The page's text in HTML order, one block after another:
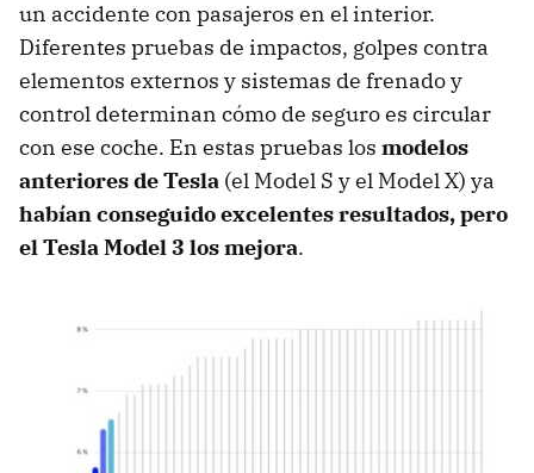
un accidente con pasajeros en el interior.
Diferentes pruebas de impactos, golpes contra
elementos externos y sistemas de frenado y
control determinan cómo de seguro es circular
con ese coche. En estas pruebas los modelos
anteriores de Tesla (el Model S y el Model X) ya
habían conseguido excelentes resultados, pero
el Tesla Model 3 los mejora.